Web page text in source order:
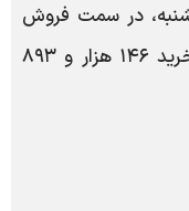
پنجشنبه، در سمت فروش
۱۴۸ هزار و ۲۲۸ تومان و در سمت خرید ۱۴۶ هزار و ۸۹۳